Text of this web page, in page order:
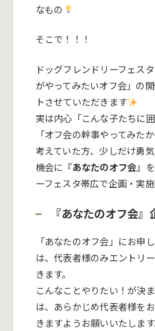
なもの
そこで！！！
ドッグフレンドリーフェス
がやってみたいオフ会」の
トさせていただきます
実は内心「こんな子たちに
「オフ会の幹事やってみた
考えていた方、少しだけ勇
機会に『あなたのオフ会』
ーフェスタ帯広で企画・実
『あなたのオフ会
「あなたのオフ会」にお申
は、代表者様のみエントリ
きます。
こんなことやりたい！が決
は、あらかじめ代表者様を
きますようお願いいたします